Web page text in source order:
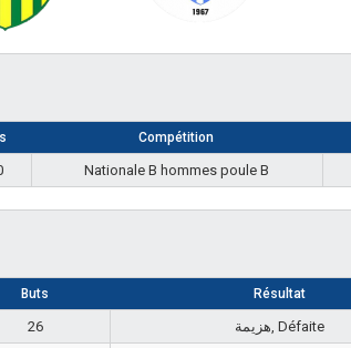
Compétition
Nationale B hommes poule B
Buts Résultat
26
هزيمة, Défaite